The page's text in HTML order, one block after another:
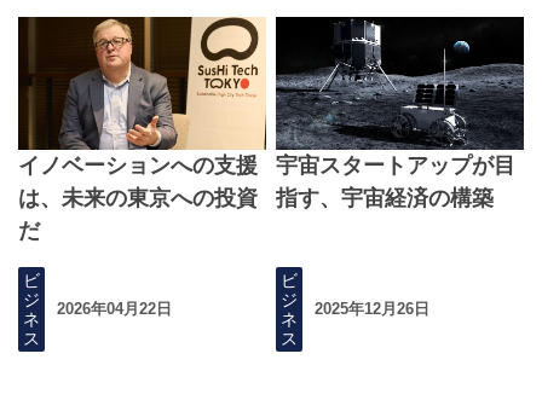
イノベーションへの支援
は、未来の東京への投資
だ
ビ
ジ
ネ
ス
2026年04月22日
宇宙スタートアップが目
指す、宇宙経済の構築
ビ
ジ
ネ
ス
2025年12月26日